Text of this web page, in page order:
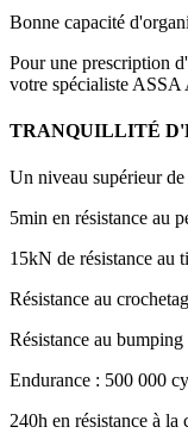
Bonne capacité
Pour une prescription
votre spécialiste
TRANQUILLITÉ
Un niveau supérieur de
5min en résistance au
15kN de résistance au
Résistance au
Résistance au
Endurance : 500 000
240h en résistance à